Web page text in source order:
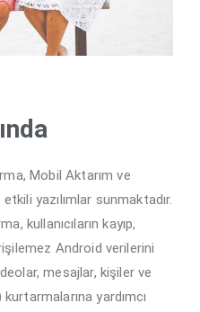
Mobil Aktarım ve
yazılımlar sunmaktadır.
kullanıcıların kayıp,
Android verilerini
mesajlar, kişiler ve
yardımcı